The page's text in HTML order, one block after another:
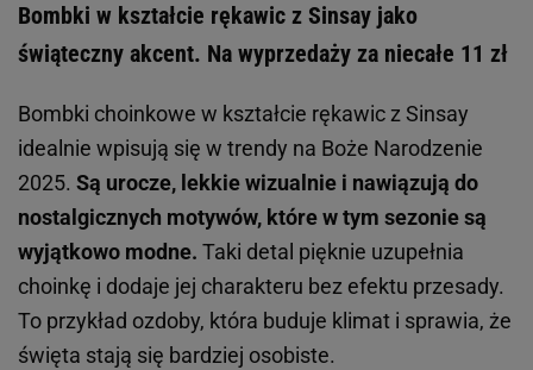
Bombki w kształcie rękawic z Sinsay jako
świąteczny akcent. Na wyprzedaży za niecałe 11 zł
Bombki choinkowe w kształcie rękawic z Sinsay
idealnie wpisują się w trendy na Boże Narodzenie
2025. Są urocze, lekkie wizualnie i nawiązują do
nostalgicznych motywów, które w tym sezonie są
wyjątkowo modne. Taki detal pięknie uzupełnia
choinkę i dodaje jej charakteru bez efektu przesady.
To przykład ozdoby, która buduje klimat i sprawia, że
święta stają się bardziej osobiste.